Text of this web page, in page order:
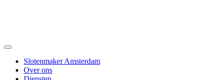
Slotenmaker Amsterdam
Over ons